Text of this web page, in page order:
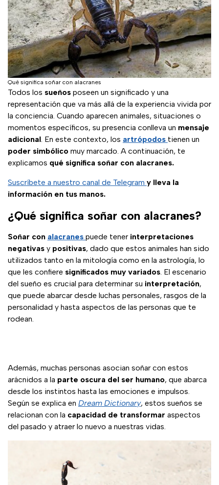
Qué significa soñar con alacranes
Todos los sueños poseen un significado y una
representación que va más allá de la experiencia vivida por
la conciencia. Cuando aparecen animales, situaciones o
momentos específicos, su presencia conlleva un mensaje
adicional. En este contexto, los artrópodos tienen un
poder simbólico muy marcado. A continuación, te
explicamos qué significa soñar con alacranes.
Suscríbete a nuestro canal de Telegram y lleva la
información en tus manos.
¿Qué significa soñar con alacranes?
Soñar con alacranes puede tener interpretaciones
negativas y positivas, dado que estos animales han sido
utilizados tanto en la mitología como en la astrología, lo
que les confiere significados muy variados. El escenario
del sueño es crucial para determinar su interpretación,
que puede abarcar desde luchas personales, rasgos de la
personalidad y hasta aspectos de las personas que te
rodean.
Además, muchas personas asocian soñar con estos
arácnidos a la parte oscura del ser humano, que abarca
desde los instintos hasta las emociones e impulsos.
Según se explica en Dream Dictionary, estos sueños se
relacionan con la capacidad de transformar aspectos
del pasado y atraer lo nuevo a nuestras vidas.